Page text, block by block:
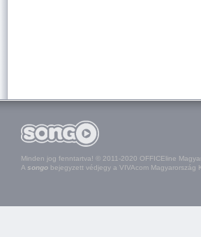
Minden jog fenntartva! © 2011-2020 OFFICEline
A songo bejegyzett védjegy a VIVAcom Magyarország